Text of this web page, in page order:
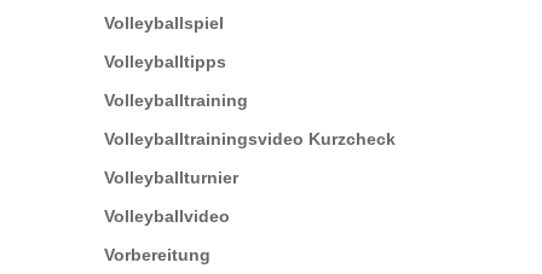
Volleyballspiel
Volleyballtipps
Volleyballtraining
Volleyballtrainingsvideo Kurzcheck
Volleyballturnier
Volleyballvideo
Vorbereitung